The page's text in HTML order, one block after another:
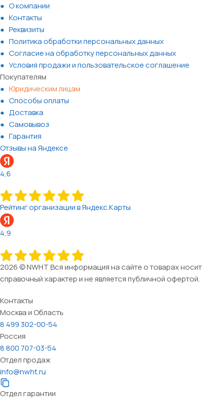
О компании
Контакты
Реквизиты
Политика обработки персональных данных
Согласие на обработку персональных данных
Условия продажи и пользовательское соглашение
Покупателям
Юридическим лицам
Способы оплаты
Доставка
Самовывоз
Гарантия
Отзывы на Яндексе
4,6
Рейтинг организации в Яндекс.Карты
4,9
2026 © NWHT Вся информация на сайте о товарах носит
справочный характер и не является публичной офертой.
Контакты
Москва и Область
8 499 302-00-54
Россия
8 800 707-03-54
Отдел продаж
info@nwht.ru
Отдел гарантии